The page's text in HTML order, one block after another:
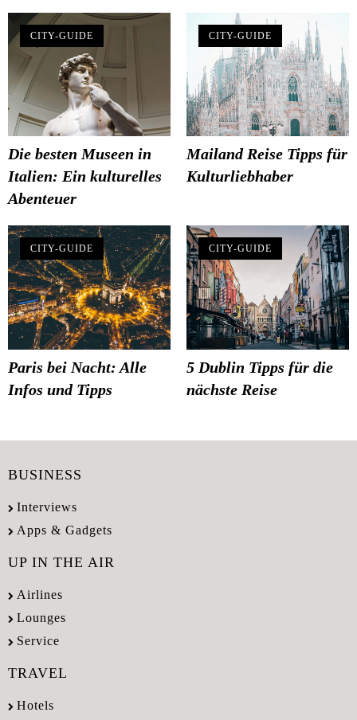
CITY-GUIDE
Die besten Museen in
Italien: Ein kulturelles
Abenteuer
CITY-GUIDE
Mailand Reise Tipps für
Kulturliebhaber
CITY-GUIDE
Paris bei Nacht: Alle
Infos und Tipps
CITY-GUIDE
5 Dublin Tipps für die
nächste Reise
BUSINESS
Interviews
Apps & Gadgets
UP IN THE AIR
Airlines
Lounges
Service
TRAVEL
Hotels